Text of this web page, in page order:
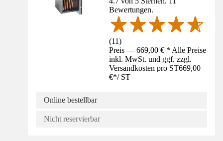
Bewertungen.
(11)
Preis — 669,00 € * Alle Preise
inkl. MwSt. und ggf. zzgl.
Versandkosten pro ST669,00
€*/ ST
Online bestellbar
Nicht reservierbar